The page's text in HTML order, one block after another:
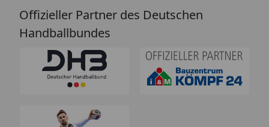
Offizieller Partner des Deutschen
Handballbundes